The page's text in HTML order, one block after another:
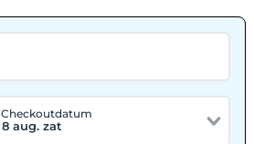
Checkoutdatum
8 aug. zat